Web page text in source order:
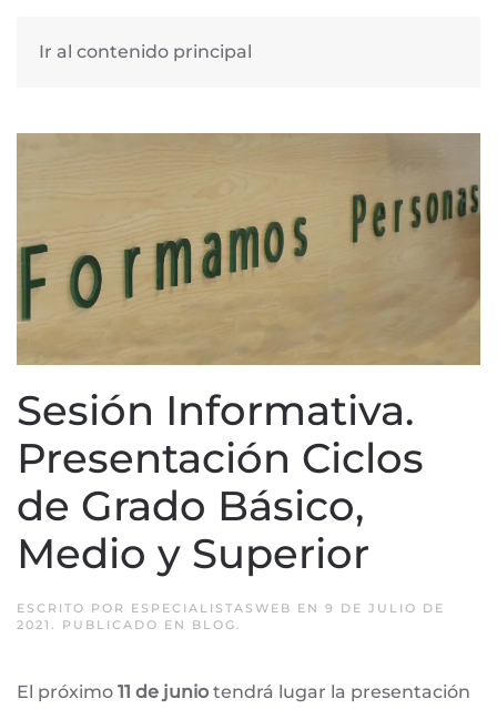
Ir al contenido principal
Sesión Informativa.
Presentación Ciclos
de Grado Básico,
Medio y Superior
ESCRITO POR ESPECIALISTASWEB EN 9 DE JULIO DE
2021 . PUBLICADO EN BLOG.
El próximo 11 de junio tendrá lugar la presentación